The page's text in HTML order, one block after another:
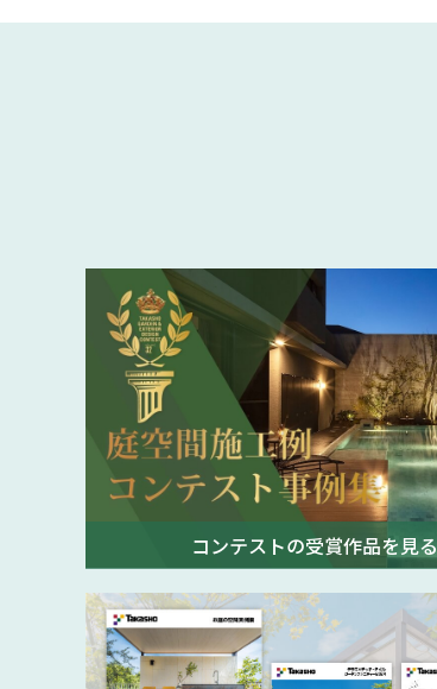
コンテストの受賞作品を見